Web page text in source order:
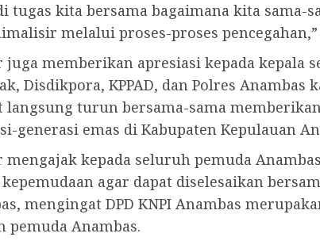
tugas kita bersama bagaimana kita sama-
melalui proses-proses pencegahan,”
memberikan apresiasi kepada kepala
Disdikpora, KPPAD, dan Polres Anambas
turun bersama-sama
generasi emas di Kabupaten Kepulauan
mengajak kepada seluruh pemuda
agar dapat diselesaikan
mengingat DPD KNPI Anambas
pemuda Anambas.